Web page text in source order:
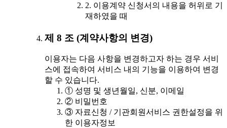
2. 이용계약 신청서의 내용을 허위로 기
재하였을 때
제 8 조 (계약사항의 변경)
이용자는 다음 사항을 변경하고자 하는 경우 서비
스에 접속하여 서비스 내의 기능을 이용하여 변경
할 수 있습니다.
① 성명 및 생년월일, 신분, 이메일
② 비밀번호
③ 자료신청 / 기관회원서비스 권한설정을 위
한 이용자정보